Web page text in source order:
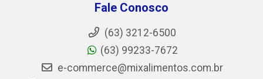
Fale Conosco
(63) 3212-6500
(63) 99233-7672
e-commerce@mixalimentos.com.br